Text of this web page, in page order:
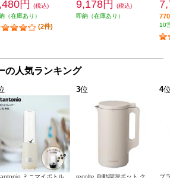
円
(税込)
（在庫あり）
(2件)
9,178円
(税込)
即納（在庫あり）
10
の人気ランキング
3位 4